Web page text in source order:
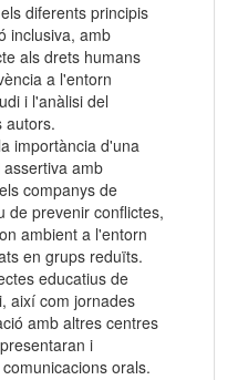
diferents principis
inclusiva, amb
als drets humans
a l'entorn
i l'anàlisi del
autors.
importància d'una
amb
companys de
de prevenir conflictes,
ambient a l'entorn
en grups reduïts.
educatius de
així com jornades
amb altres centres
i
orals.